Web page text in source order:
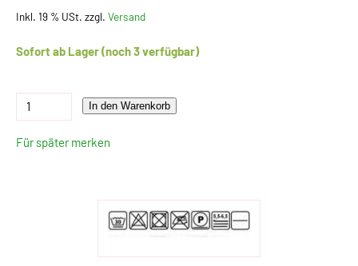
Inkl. 19 % USt. zzgl. Versand
Sofort ab Lager (noch 3 verfügbar)
In den Warenkorb
Für später merken